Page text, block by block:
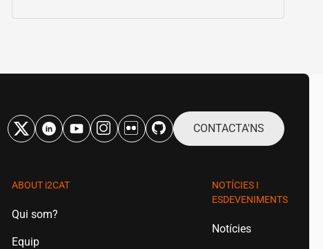
CONTACTA'NS
ABOUT i2CAT
Qui som?
Equip
NOTÍCIES I
ESDEVENIMENTS
Notícies